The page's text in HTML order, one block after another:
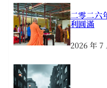
二零二六
利圓滿
2026 年 7